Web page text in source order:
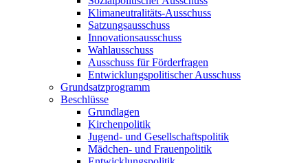
Klimaneutralitäts-Ausschuss
Satzungsausschuss
Innovationsausschuss
Wahlausschuss
Ausschuss für Förderfragen
Entwicklungspolitischer Ausschuss
Grundsatzprogramm
Beschlüsse
Grundlagen
Kirchenpolitik
Jugend- und Gesellschaftspolitik
Mädchen- und Frauenpolitik